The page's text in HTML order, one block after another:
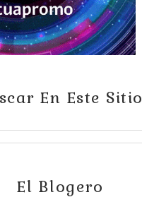
En Este Sitio
El Blogero